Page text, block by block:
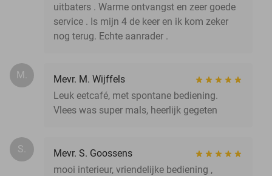
uitbaters . Warme ontvangst en zeer goede
service . Is mijn 4 de keer en ik kom zeker
nog terug. Echte aanrader .
M.
Mevr. M. Wijffels
Leuk eetcafé, met spontane bediening.
Vlees was super mals, heerlijk gegeten
S.
Mevr. S. Goossens
mooi interieur, vriendelijke bediening ,